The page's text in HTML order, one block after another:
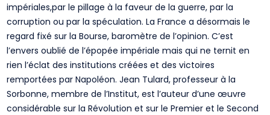
impériales,par le pillage à la faveur de la guerre, par la
corruption ou par la spéculation. La France a désormais le
regard fixé sur la Bourse, baromètre de l’opinion. C’est
l’envers oublié de l’épopée impériale mais qui ne ternit en
rien l’éclat des institutions créées et des victoires
remportées par Napoléon. Jean Tulard, professeur à la
Sorbonne, membre de l’Institut, est l’auteur d’une œuvre
considérable sur la Révolution et sur le Premier et le Second